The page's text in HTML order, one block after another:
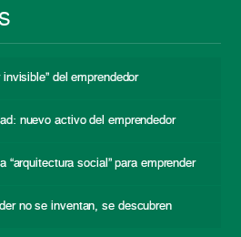
del emprendedor
nuevo activo del emprendedor
“arquitectura social” para emprender
no se inventan, se descubren